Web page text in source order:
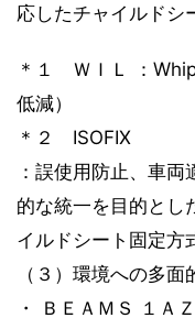
応したチャイルドシ
＊１ ＷＩＬ ：
低減）
＊２ ISOFIX
：誤使用防止、車
的な統一を目的とし
イルドシート固定方
（３）環境への多面
・ ＢＥＡＭＳ １Ａ